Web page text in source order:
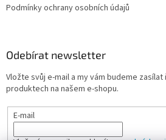
Podmínky ochrany osobních údajů
Odebírat newsletter
Vložte svůj e-mail a my vám budeme
produktech na našem e-shopu.
E-mail